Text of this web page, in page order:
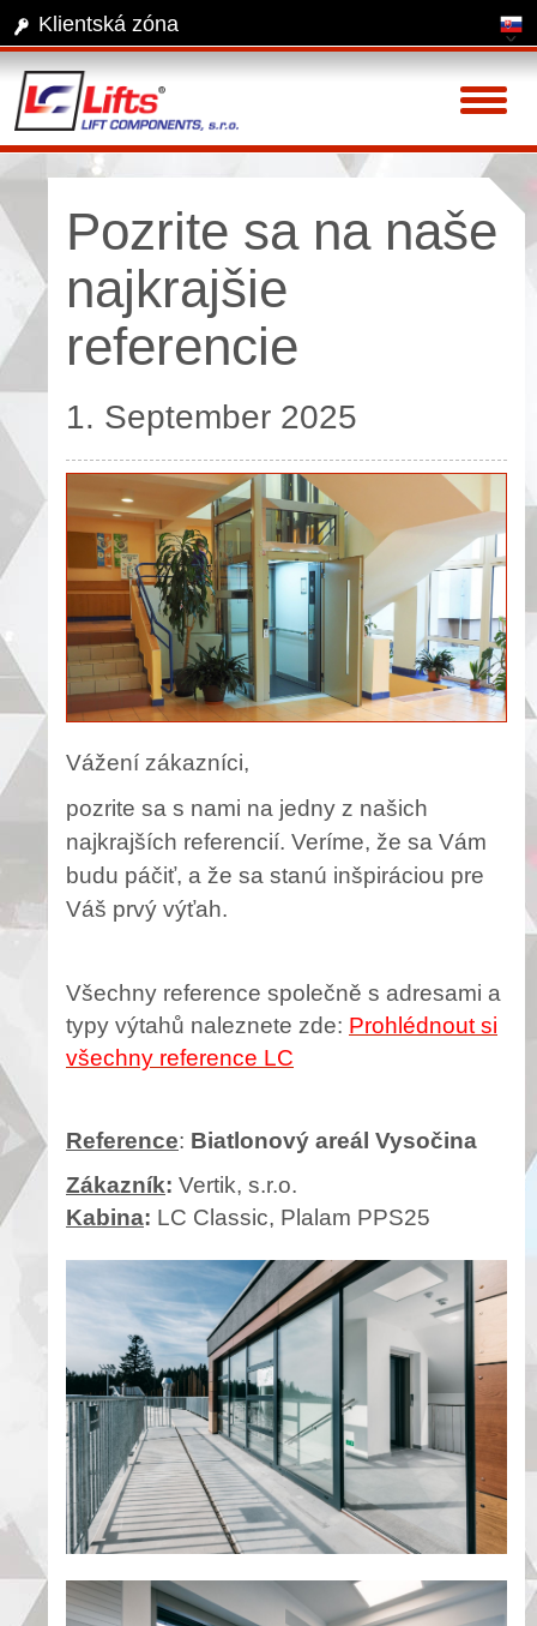
Klientská zóna
Pozrite sa na naše
najkrajšie
referencie
1. September 2025
Vážení zákazníci,
pozrite sa s nami na jedny z našich
najkrajších referencií. Veríme, že sa Vám
budu páčiť, a že sa stanú inšpiráciou pre
Váš prvý výťah.
Všechny reference společně s adresami a
typy výtahů naleznete zde: Prohlédnout si
všechny reference LC
Reference: Biatlonový areál Vysočina
Zákazník: Vertik, s.r.o.
Kabina: LC Classic, Plalam PPS25